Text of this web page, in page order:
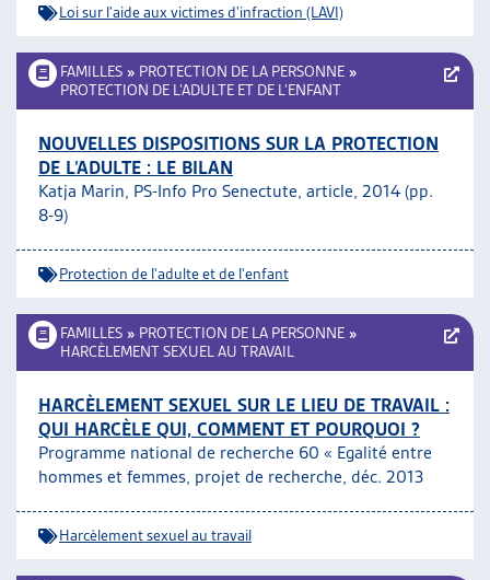
Loi sur l'aide aux victimes d'infraction (LAVI)
FAMILLES » PROTECTION DE LA PERSONNE »
PROTECTION DE L’ADULTE ET DE L’ENFANT
NOUVELLES DISPOSITIONS SUR LA PROTECTION
DE L’ADULTE : LE BILAN
Katja Marin, PS-Info Pro Senectute, article, 2014 (pp.
8-9)
Protection de l'adulte et de l'enfant
FAMILLES » PROTECTION DE LA PERSONNE »
HARCÈLEMENT SEXUEL AU TRAVAIL
HARCÈLEMENT SEXUEL SUR LE LIEU DE TRAVAIL :
QUI HARCÈLE QUI, COMMENT ET POURQUOI ?
Programme national de recherche 60 « Egalité entre
hommes et femmes, projet de recherche, déc. 2013
Harcèlement sexuel au travail